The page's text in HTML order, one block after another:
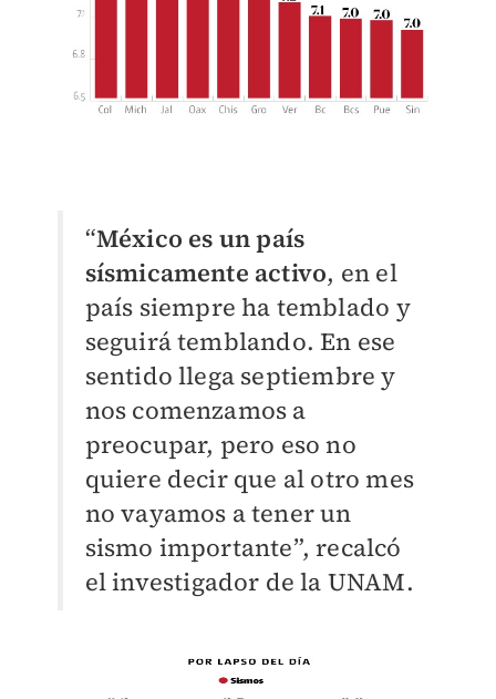
“México es un país
sísmicamente activo, en el
país siempre ha temblado y
seguirá temblando. En ese
sentido llega septiembre y
nos comenzamos a
preocupar, pero eso no
quiere decir que al otro mes
no vayamos a tener un
sismo importante”, recalcó
el investigador de la UNAM.